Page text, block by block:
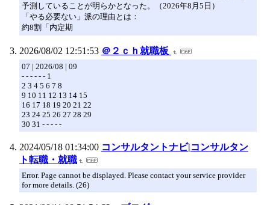
予測していることが明らかとなった。（2026年8月5日）
「やる必要ない」派の理由とは：
約8割「内定期
2026/08/02 12:51:53 ＠２ｃｈ就職板
07 | 2026/08 | 09
- - - - - - 1
2 3 4 5 6 7 8
9 10 11 12 13 14 15
16 17 18 19 20 21 22
23 24 25 26 27 28 29
30 31 - - - - -
2024/05/18 01:34:00 コンサルタントナビ|コンサルタン
ト転職・就職
Error. Page cannot be displayed. Please contact your service provider
for more details. (26)